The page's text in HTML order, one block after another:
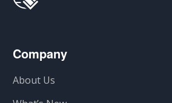
Company
About Us